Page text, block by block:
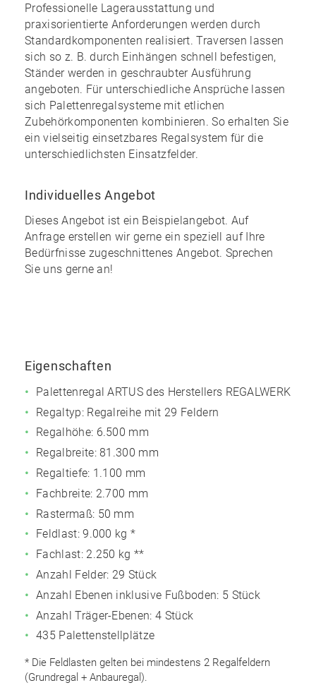
Professionelle Lagerausstattung und
praxisorientierte Anforderungen werden durch
Standardkomponenten realisiert. Traversen lassen
sich so z. B. durch Einhängen schnell befestigen,
Ständer werden in geschraubter Ausführung
angeboten. Für unterschiedliche Ansprüche lassen
sich Palettenregalsysteme mit etlichen
Zubehörkomponenten kombinieren. So erhalten Sie
einvielseitig einsetzbares Regalsystem für die
unterschiedlichsten Einsatzfelder.
Individuelles Angebot
Dieses Angebot ist ein Beispielangebot. Auf
Anfrage erstellen wir gerne ein speziell auf Ihre
Bedürfnisse zugeschnittenes Angebot. Sprechen
Sie uns gerne an!
Eigenschaften
Palettenregal ARTUS des Herstellers REGALWERK
Regaltyp: Regalreihe mit 29 Feldern
Regalhöhe: 6.500 mm
Regalbreite: 81.300 mm
Regaltiefe: 1.100 mm
Fachbreite: 2.700 mm
Rastermaß: 50 mm
Feldlast:9.000 kg *
Fachlast: 2.250 kg **
Anzahl Felder: 29 Stück
Anzahl Ebenen inklusive Fußboden: 5 Stück
Anzahl Träger-Ebenen: 4 Stück
435 Palettenstellplätze
* Die Feldlasten gelten bei mindestens 2 Regalfeldern
(Grundregal + Anbauregal).